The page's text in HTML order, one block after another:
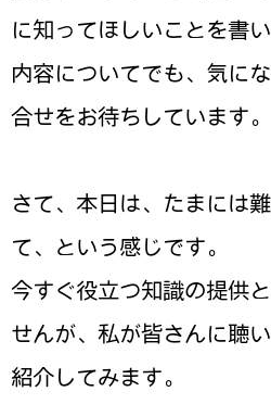
に知ってほしいことを書い
内容についてでも、気に
合せをお待ちしています。
さて、本日は、たまには
て、という感じです。
今すぐ役立つ知識の提供
せんが、私が皆さんに聴
紹介してみます。